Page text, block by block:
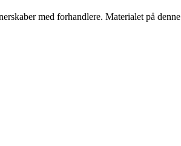
med forhandlere. Materialet på